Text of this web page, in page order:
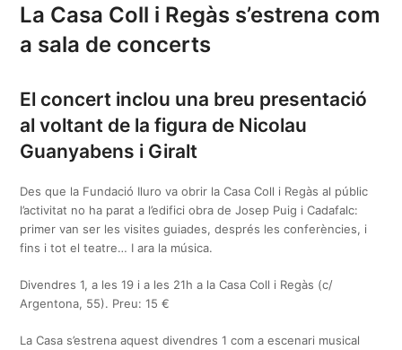
La Casa Coll i Regàs s’estrena com
a sala de concerts
El concert inclou una breu presentació
al voltant de la figura de Nicolau
Guanyabens i Giralt
Des que la Fundació Iluro va obrir la Casa Coll i Regàs al públic
l’activitat no ha parat a l’edifici obra de Josep Puig i Cadafalc:
primer van ser les visites guiades, després les conferències, i
fins i tot el teatre… I ara la música.
Divendres 1, a les 19 i a les 21h a la Casa Coll i Regàs (c/
Argentona, 55). Preu: 15 €
La Casa s’estrena aquest divendres 1 com a escenari musical